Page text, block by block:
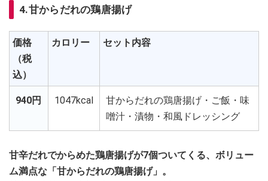
4.甘からだれの鶏唐揚げ
価格
（税
込）
カロリー セット内容
940円 1047kcal
甘からだれの鶏唐揚げ・ご飯・味
噌汁・漬物・和風ドレッシング
甘辛だれでからめた鶏唐揚げが7個ついてくる、ボリュー
ム満点な「甘からだれの鶏唐揚げ」。